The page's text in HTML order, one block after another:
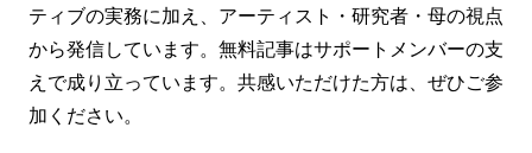
ティブの実務に加え、アーティスト・研究者・母の視点
から発信しています。無料記事はサポートメンバーの支
えで成り立っています。共感いただけた方は、ぜひご参
加ください。